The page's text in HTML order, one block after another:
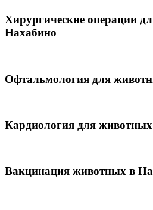
Хирургические операции
Нахабино
Офтальмология для
Кардиология для
Вакцинация животных в